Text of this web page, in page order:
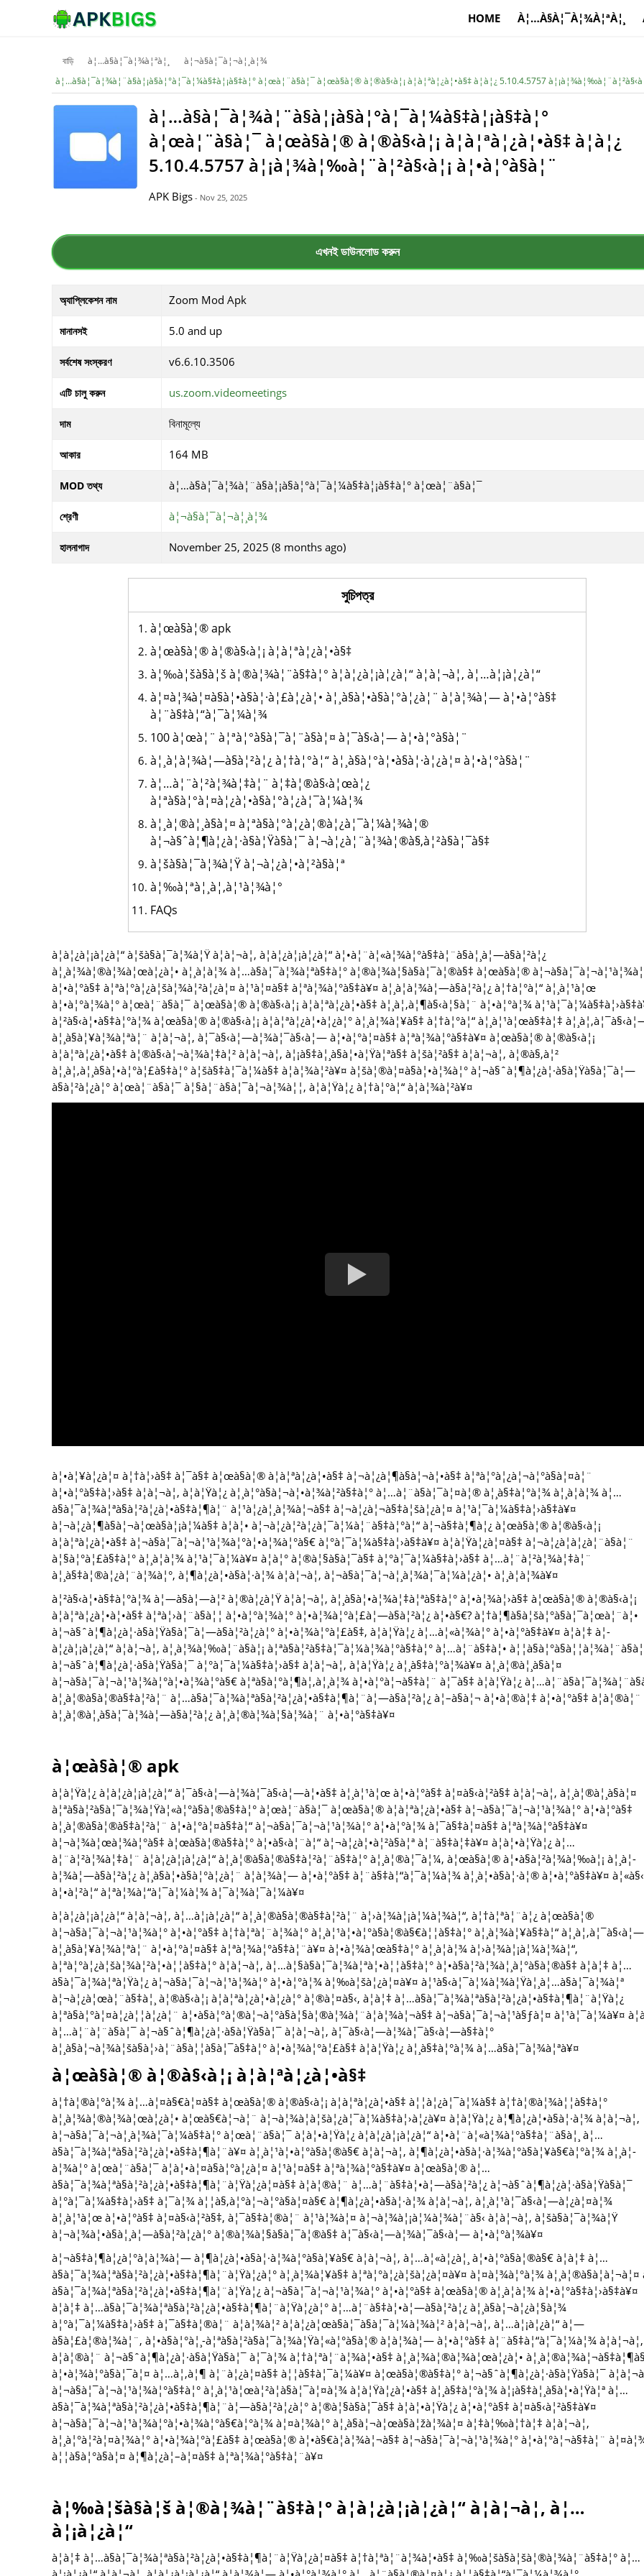
HOME À¦…À§À¦¯À¦¾À¦ªÀ¦¸
বাড়ি à¦…à§à¦¯à¦¾à¦ªà¦¸
à¦¬à§à¦¯à¦¬à¦¸à¦¾
à¦…à§à¦¯à¦¾à¦¨à§à¦¡à§à¦°à¦¯à¦¼à§‡à¦¡à§‡à¦° à¦œà¦¨à§à¦¯ à¦œà§à¦® à¦®à§‹à¦¡ à¦à¦ªà¦¿à¦•à§‡ à¦­à¦¿ 5.10.4.5757
à¦…à§à¦¯à¦¾à¦¨à§à¦¡à§à¦°à¦¯à¦¼à§‡à¦¡à§‡à¦°
à¦œà¦¨à§à¦¯ à¦œà§à¦® à¦®à§‹à¦¡ à¦à¦ªà¦¿à¦•à§‡ à¦­à¦¿
5.10.4.5757 à¦¡à¦¾à¦‰à¦¨à¦²à§‹à¦¡ à¦•à¦°à§à¦¨
APK Bigs - Nov 25, 2025
এখনই ডাউনলোড করুন
অ্যাপ্লিকেশন নাম Zoom Mod Apk
মানানসই 5.0 and up
সর্বশেষ সংস্করণ v6.6.10.3506
এটি চালু করুন us.zoom.videomeetings
দাম বিনামূল্যে
আকার 164 MB
MOD তথ্য à¦…à§à¦¯à¦¾à¦¨à§à¦¡à§à¦°à¦¯à¦¼à§‡à¦¡à§‡à¦° à¦œà¦¨à§à¦¯
শ্রেণী à¦¬à§à¦¯à¦¬à¦¸à¦¾
হালনাগাদ November 25, 2025 (8 months ago)
সুচিপত্র
à¦œà§à¦® apk
à¦œà§à¦® à¦®à§‹à¦¡ à¦à¦ªà¦¿à¦•à§‡
à¦‰à¦šà§à¦š à¦®à¦¾à¦¨à§‡à¦° à¦­à¦¿à¦¡à¦¿à¦“ à¦à¦¬à¦‚ à¦…à¦¡à¦¿à¦“
à¦¤à¦¾à¦¤à§à¦•à§à¦·à¦£à¦¿à¦• à¦¸à§à¦•à§à¦°à¦¿à¦¨ à¦­à¦¾à¦— à¦•à¦°à§‡
à¦¨à§‡à¦“à¦¯à¦¼à¦¾
100 à¦œà¦¨ à¦ªà¦°à§à¦¯à¦¨à§à¦¤ à¦¯à§‹à¦— à¦•à¦°à§à¦¨
à¦¸à¦­à¦¾à¦—à§à¦²à¦¿ à¦†à¦°à¦“ à¦¸à§à¦°à¦•à§à¦·à¦¿à¦¤ à¦•à¦°à§à¦¨
à¦…à¦¨à¦²à¦¾à¦‡à¦¨ à¦‡à¦®à§‹à¦œà¦¿
à¦ªà§à¦°à¦¤à¦¿à¦•à§à¦°à¦¿à¦¯à¦¼à¦¾
à¦¸à¦®à¦¸à§à¦¤ à¦ªà§à¦°à¦¿à¦®à¦¿à¦¯à¦¼à¦¾à¦®
à¦¬à§ˆà¦¶à¦¿à¦·à§à¦Ÿà§à¦¯ à¦¬à¦¿à¦¨à¦¾à¦®à§‚à¦²à§à¦¯à§‡
à¦šà§à¦¯à¦¾à¦Ÿ à¦¬à¦¿à¦•à¦²à§à¦ª
à¦‰à¦ªà¦¸à¦‚à¦¹à¦¾à¦°
FAQs
à¦­à¦¿à¦¡à¦¿à¦“ à¦šà§à¦¯à¦¾à¦Ÿ à¦à¦¬à¦‚ à¦­à¦¿à¦¡à¦¿à¦“ à¦•à¦¨à¦«à¦¾à¦°à§‡à¦¨à§à¦¸à¦—à§à¦²à¦¿
à¦¸à¦¾à¦®à¦¾à¦œà¦¿à¦• à¦¸à¦­à¦¾ à¦…à§à¦¯à¦¾à¦ªà§‡à¦° à¦®à¦¾à¦§à§à¦¯à¦®à§‡ à¦œà§à¦®
à¦•à¦°à§‡ à¦ªà¦°à¦¿à¦šà¦¾à¦²à¦¿à¦¤ à¦¹à¦¤à§‡ à¦ªà¦¾à¦°à§‡à¥¤ à¦¸à¦­à¦¾à¦—à§à¦²à¦¿ à¦†à¦°à¦“ à¦¸à¦¹à¦œ
à¦•à¦°à¦¾à¦° à¦œà¦¨à§à¦¯ à¦œà§à¦® à¦®à§‹à¦¡ à¦à¦ªà¦¿à¦•à§‡ à¦¸à¦‚à¦¶à§‹à¦§à¦¨ à¦•à¦°à¦¾
à¦²à§‹à¦•à§‡à¦°à¦¾ à¦œà§à¦® à¦®à§‹à¦¡ à¦à¦ªà¦¿à¦•à¦¿à¦° à¦¸à¦¾à¦¥à§‡ à¦†à¦°à¦“ à¦¸à¦¹à¦œà§‡à¦‡
à¦¸à§à¦¥à¦¾à¦ªà¦¨ à¦à¦¬à¦‚ à¦¯à§‹à¦—à¦¾à¦¯à§‹à¦— à¦•à¦°à¦¤à§‡ à¦ªà¦¾à¦°à§‡à¥¤ à¦œà§à¦® à¦®à§‹à¦¡
à¦à¦ªà¦¿à¦•à§‡ à¦®à§‹à¦¬à¦¾à¦‡à¦² à¦à¦¬à¦‚ à¦¡à§‡à¦¸à§à¦•à¦Ÿà¦ªà§‡ à¦šà¦²à§‡ à¦à¦¬à¦‚ à¦®à§‚à¦²
à¦¸à¦‚à¦¸à§à¦•à¦°à¦£à§‡à¦° à¦šà§‡à¦¯à¦¼à§‡ à¦­à¦¾à¦²à¥¤ à¦šà¦®à¦¤à§à¦•à¦¾à¦° à¦¬à§ˆà¦¶à¦¿à¦·à§à¦Ÿà§à¦¯à¦—
à§à¦²à¦¿à¦° à¦œà¦¨à§à¦¯ à¦§à¦¨à§à¦¯à¦¬à¦¾à¦¦, à¦à¦Ÿà¦¿ à¦†à¦°à¦“ à¦­à¦¾à¦²à¥¤
à¦•à¦¥à¦¿à¦¤ à¦†à¦›à§‡ à¦¯à§‡ à¦œà§à¦® à¦à¦ªà¦¿à¦•à§‡ à¦¬à¦¿à¦¶à§à¦¬à¦•à§‡ à¦ªà¦°à¦¿à¦¬à¦°à§à¦¤à¦¨
à¦•à¦°à§‡à¦›à§‡ à¦à¦¬à¦‚ à¦à¦Ÿà¦¿ à¦¸à¦°à§à¦¬à¦•à¦¾à¦²à§‡à¦° à¦…à¦¨à§à¦¯à¦¤à¦® à¦¸à§‡à¦°à¦¾ à¦¸à¦­à¦¾ à¦…
à§à¦¯à¦¾à¦ªà§à¦²à¦¿à¦•à§‡à¦¶à¦¨ à¦¹à¦¿à¦¸à¦¾à¦¬à§‡ à¦¬à¦¿à¦¬à§‡à¦šà¦¿à¦¤ à¦¹à¦¯à¦¼à§‡à¦›à§‡à¥¤
à¦¬à¦¿à¦¶à§à¦¬à¦œà§à¦¡à¦¼à§‡ à¦à¦• à¦¬à¦¿à¦²à¦¿à¦¯à¦¼à¦¨à§‡à¦°à¦“ à¦¬à§‡à¦¶à¦¿ à¦œà§à¦® à¦®à§‹à¦¡
à¦à¦ªà¦¿à¦•à§‡ à¦¬à§à¦¯à¦¬à¦¹à¦¾à¦°à¦•à¦¾à¦°à§€ à¦°à¦¯à¦¼à§‡à¦›à§‡à¥¤ à¦à¦Ÿà¦¿à¦¤à§‡ à¦¬à¦¿à¦­à¦¿à¦¨à§à¦¨
à¦§à¦°à¦£à§‡à¦° à¦¸à¦­à¦¾ à¦¹à¦¯à¦¼à¥¤ à¦à¦° à¦®à¦§à§à¦¯à§‡ à¦°à¦¯à¦¼à§‡à¦›à§‡ à¦…à¦¨à¦²à¦¾à¦‡à¦¨
à¦¸à§‡à¦®à¦¿à¦¨à¦¾à¦°, à¦¶à¦¿à¦•à§à¦·à¦¾ à¦à¦¬à¦‚ à¦¬à§à¦¯à¦¬à¦¸à¦¾à¦¯à¦¼à¦¿à¦• à¦¸à¦­à¦¾à¥¤
à¦²à§‹à¦•à§‡à¦°à¦¾ à¦—à§à¦—à¦² à¦®à¦¿à¦Ÿ à¦à¦¬à¦‚ à¦¸à§à¦•à¦¾à¦‡à¦ªà§‡à¦° à¦•à¦¾à¦›à§‡ à¦œà§à¦® à¦®à§‹à¦¡
à¦à¦ªà¦¿à¦•à¦•à§‡ à¦ªà¦›à¦¨à§à¦¦ à¦•à¦°à¦¾à¦° à¦•à¦¾à¦°à¦£à¦—à§à¦²à¦¿ à¦•à§€? à¦†à¦¶à§à¦šà¦°à§à¦¯à¦œà¦¨à¦•
à¦¬à§ˆà¦¶à¦¿à¦·à§à¦Ÿà§à¦¯à¦—à§à¦²à¦¿à¦° à¦•à¦¾à¦°à¦£à§‡, à¦à¦Ÿà¦¿ à¦…à¦«à¦¾à¦° à¦•à¦°à§‡à¥¤ à¦à¦‡ à¦­
à¦¿à¦¡à¦¿à¦“ à¦à¦¬à¦‚ à¦¸à¦¾à¦‰à¦¨à§à¦¡ à¦ªà§à¦²à§‡à¦¯à¦¼à¦¾à¦°à§‡à¦° à¦…à¦¨à§‡à¦•
à¦¬à§ˆà¦¶à¦¿à¦·à§à¦Ÿà§à¦¯ à¦°à¦¯à¦¼à§‡à¦›à§‡ à¦à¦¬à¦‚ à¦à¦Ÿà¦¿ à¦¸à§‡à¦°à¦¾à¥¤ à¦¸à¦®à¦¸à§à¦¤
à¦¬à§à¦¯à¦¬à¦¹à¦¾à¦°à¦•à¦¾à¦°à§€ à¦ªà§à¦°à¦¶à¦‚à¦¸à¦¾ à¦•à¦°à¦¬à§‡à¦¨ à¦¯à§‡ à¦à¦Ÿà¦¿
à¦¸à¦®à§à¦®à§‡à¦²à¦¨ à¦…à§à¦¯à¦¾à¦ªà§à¦²à¦¿à¦•à§‡à¦¶à¦¨à¦—à§à¦²à¦¿ à¦–à§à¦¬ à¦•à¦®à¦‡ à¦•à¦°à§‡ à¦à¦®à¦¨
à¦¸à¦®à¦¸à§à¦¯à¦¾à¦—à§à¦²à¦¿ à¦¸à¦®à¦¾à¦§à¦¾à¦¨ à¦•à¦°à§‡à¥¤
à¦œà§à¦® apk
à¦à¦Ÿà¦¿ à¦­à¦¿à¦¡à¦¿à¦“ à¦¯à§‹à¦—à¦¾à¦¯à§‹à¦—à¦•à§‡ à¦¸à¦¹à¦œ à¦•à¦°à§‡ à¦¤à§‹à¦²à§‡ à¦à¦¬à¦‚ à¦¸à¦®à¦¸à§à¦¤
à¦ªà§à¦²à§à¦¯à¦¾à¦Ÿà¦«à¦°à§à¦®à§‡à¦° à¦œà¦¨à§à¦¯ à¦œà§à¦® à¦à¦ªà¦¿à¦•à§‡ à¦¬à§à¦¯à¦¬à¦¹à¦¾à¦° à¦•à¦°à§‡
à¦¸à¦®à§à¦®à§‡à¦²à¦¨ à¦•à¦°à¦¤à§‡à¦“ à¦¬à§à¦¯à¦¬à¦¹à¦¾à¦° à¦•à¦°à¦¾ à¦¯à§‡à¦¤à§‡ à¦ªà¦¾à¦°à§‡à¥¤
à¦¬à¦¾à¦œà¦¾à¦°à§‡ à¦œà§à¦®à§‡à¦° à¦•à§‹à¦¨à¦“ à¦¬à¦¿à¦•à¦²à§à¦ª à¦¨à§‡à¦‡à¥¤ à¦à¦•à¦Ÿà¦¿ à¦…
à¦¨à¦²à¦¾à¦‡à¦¨ à¦­à¦¿à¦¡à¦¿à¦“ à¦¸à¦®à§à¦®à§‡à¦²à¦¨à§‡à¦° à¦¸à¦®à¦¯à¦¼, à¦œà§à¦® à¦•à§à¦²à¦¾à¦‰à¦¡ à¦¸à¦­
à¦¾à¦—à§à¦²à¦¿ à¦¸à§à¦•à§à¦°à¦¿à¦¨ à¦­à¦¾à¦— à¦•à¦°à§‡ à¦¨à§‡à¦“à¦¯à¦¼à¦¾ à¦¸à¦•à§à¦·à¦® à¦•à¦°à§‡à¥¤
à¦•à¦²à¦“ à¦ªà¦¾à¦“à¦¯à¦¼à¦¾ à¦¯à¦¾à¦¯à¦¼à¥¤
à¦­à¦¿à¦¡à¦¿à¦“ à¦à¦¬à¦‚ à¦…à¦¡à¦¿à¦“ à¦¸à¦®à§à¦®à§‡à¦²à¦¨ à¦›à¦¾à¦¡à¦¼à¦¾à¦“, à¦†à¦ªà¦¨à¦¿ à¦œà§à¦®
à¦¬à§à¦¯à¦¬à¦¹à¦¾à¦° à¦•à¦°à§‡ à¦†à¦ªà¦¨à¦¾à¦° à¦¸à¦¹à¦•à¦°à§à¦®à§€à¦¦à§‡à¦° à¦¸à¦¾à¦¥à§‡à¦“ à¦¸à¦‚à¦¯à§‹à¦—
à¦¸à§à¦¥à¦¾à¦ªà¦¨ à¦•à¦°à¦¤à§‡ à¦ªà¦¾à¦°à§‡à¦¨à¥¤ à¦•à¦¾à¦œà§‡à¦° à¦¸à¦­à¦¾ à¦›à¦¾à¦¡à¦¼à¦¾à¦“,
à¦ªà¦°à¦¿à¦šà¦¾à¦²à¦•à¦¦à§‡à¦° à¦à¦¬à¦‚ à¦…à¦§à§à¦¯à¦¾à¦ªà¦•à¦¦à§‡à¦° à¦•à§à¦²à¦¾à¦¸à¦°à§à¦®à§‡ à¦à¦‡ à¦…
à§à¦¯à¦¾à¦ªà¦Ÿà¦¿ à¦¬à§à¦¯à¦¬à¦¹à¦¾à¦° à¦•à¦°à¦¾ à¦‰à¦šà¦¿à¦¤à¥¤ à¦¹à§‹à¦¯à¦¼à¦¾à¦Ÿà¦¸à¦…à§à¦¯à¦¾à¦ª
à¦¬à¦¿à¦œà¦¨à§‡à¦¸ à¦®à§‹à¦¡ à¦à¦ªà¦¿à¦•à¦¿à¦° à¦®à¦¤à§‹, à¦à¦‡ à¦…à§à¦¯à¦¾à¦ªà§à¦²à¦¿à¦•à§‡à¦¶à¦¨à¦Ÿà¦¿
à¦ªà§à¦°à¦¤à¦¿à¦¦à¦¿à¦¨ à¦•à§à¦°à¦®à¦¬à¦°à§à¦§à¦®à¦¾à¦¨à¦­à¦¾à¦¬à§‡ à¦¬à§à¦¯à¦¬à¦¹à§ƒà¦¤ à¦¹à¦¯à¦¼à¥¤
à¦…à¦¨à¦¨à§à¦¯ à¦¬à§ˆà¦¶à¦¿à¦·à§à¦Ÿà§à¦¯ à¦à¦¬à¦‚ à¦¯à§‹à¦—à¦¾à¦¯à§‹à¦—à§‡à¦°
à¦¸à§à¦¬à¦¾à¦šà§à¦›à¦¨à§à¦¦à§à¦¯à§‡à¦° à¦•à¦¾à¦°à¦£à§‡ à¦à¦Ÿà¦¿ à¦¸à§‡à¦°à¦¾ à¦…à§à¦¯à¦¾à¦ªà¥¤
à¦œà§à¦® à¦®à§‹à¦¡ à¦à¦ªà¦¿à¦•à§‡
à¦†à¦®à¦°à¦¾ à¦…à¦¤à§€à¦¤à§‡ à¦œà§à¦® à¦®à§‹à¦¡ à¦à¦ªà¦¿à¦•à§‡ à¦¦à¦¿à¦¯à¦¼à§‡ à¦†à¦®à¦¾à¦¦à§‡à¦°
à¦¸à¦¾à¦®à¦¾à¦œà¦¿à¦• à¦œà§€à¦¬à¦¨ à¦¬à¦¾à¦à¦šà¦¿à¦¯à¦¼à§‡à¦›à¦¿à¥¤ à¦à¦Ÿà¦¿ à¦¶à¦¿à¦•à§à¦·à¦¾ à¦à¦¬à¦‚
à¦¬à§à¦¯à¦¬à¦¸à¦¾à¦¯à¦¼à§‡à¦° à¦œà¦¨à§à¦¯ à¦à¦•à¦Ÿà¦¿ à¦­à¦¿à¦¡à¦¿à¦“ à¦•à¦¨à¦«à¦¾à¦°à§‡à¦¨à§à¦¸ à¦…
à§à¦¯à¦¾à¦ªà§à¦²à¦¿à¦•à§‡à¦¶à¦¨à¥¤ à¦¸à¦¹à¦•à¦°à§à¦®à§€ à¦à¦¬à¦‚ à¦¶à¦¿à¦•à§à¦·à¦¾à¦°à§à¦¥à§€à¦°à¦¾ à¦¸à¦­
à¦¾à¦° à¦œà¦¨à§à¦¯ à¦à¦•à¦¤à§à¦°à¦¿à¦¤ à¦¹à¦¤à§‡ à¦ªà¦¾à¦°à§‡à¥¤ à¦œà§à¦® à¦…
à§à¦¯à¦¾à¦ªà§à¦²à¦¿à¦•à§‡à¦¶à¦¨à¦Ÿà¦¿à¦¤à§‡ à¦à¦®à¦¨ à¦…à¦¨à§‡à¦•à¦—à§à¦²à¦¿ à¦¬à§ˆà¦¶à¦¿à¦·à§à¦Ÿà§à¦¯
à¦°à¦¯à¦¼à§‡à¦›à§‡ à¦¯à¦¾ à¦¦à§‚à¦°à¦¬à¦°à§à¦¤à§€ à¦¶à¦¿à¦•à§à¦·à¦¾ à¦à¦¬à¦‚ à¦¸à¦¹à¦¯à§‹à¦—à¦¿à¦¤à¦¾
à¦¸à¦¹à¦œ à¦•à¦°à§‡ à¦¤à§‹à¦²à§‡, à¦¯à§‡à¦®à¦¨ à¦¹à¦¾à¦¤ à¦¬à¦¾à¦¡à¦¼à¦¾à¦¨à§‹ à¦à¦¬à¦‚ à¦šà§à¦¯à¦¾à¦Ÿ
à¦¬à¦¾à¦•à§à¦¸à¦—à§à¦²à¦¿à¦° à¦®à¦¾à¦§à§à¦¯à¦®à§‡ à¦¯à§‹à¦—à¦¾à¦¯à§‹à¦— à¦•à¦°à¦¾à¥¤
à¦¬à§‡à¦¶à¦¿à¦°à¦­à¦¾à¦— à¦¶à¦¿à¦•à§à¦·à¦¾à¦°à§à¦¥à§€ à¦à¦¬à¦‚ à¦…à¦«à¦¿à¦¸ à¦•à¦°à§à¦®à§€ à¦à¦‡ à¦…
à§à¦¯à¦¾à¦ªà§à¦²à¦¿à¦•à§‡à¦¶à¦¨à¦Ÿà¦¿à¦° à¦¸à¦¾à¦¥à§‡ à¦ªà¦°à¦¿à¦šà¦¿à¦¤à¥¤ à¦¤à¦¾à¦°à¦¾
à§à¦¯à¦¾à¦ªà§à¦²à¦¿à¦•à§‡à¦¶à¦¨à¦Ÿà¦¿ à¦¬à§à¦¯à¦¬à¦¹à¦¾à¦° à¦•à¦°à§‡ à¦œà§à¦® à¦¸à¦­à¦¾ à¦•à¦°à§‡à¦›à§‡à¥¤
à¦à¦‡ à¦…à§à¦¯à¦¾à¦ªà§à¦²à¦¿à¦•à§‡à¦¶à¦¨à¦Ÿà¦¿à¦° à¦…à¦¨à§‡à¦•à¦—à§à¦²à¦¿ à¦¸à§à¦¬à¦¿à¦§à¦¾
à¦°à¦¯à¦¼à§‡à¦›à§‡ à¦¯à§‡à¦®à¦¨ à¦­à¦¾à¦² à¦­à¦¿à¦œà§à¦¯à§à¦¯à¦¼à¦¾à¦² à¦à¦¬à¦‚ à¦…à¦¡à¦¿à¦“ à¦—
à§à¦£à¦®à¦¾à¦¨, à¦•à§à¦°à¦¸-à¦ªà§à¦²à§à¦¯à¦¾à¦Ÿà¦«à¦°à§à¦® à¦­à¦¾à¦— à¦•à¦°à§‡ à¦¨à§‡à¦“à¦¯à¦¼à¦¾ à¦à¦¬à¦‚
à¦à¦®à¦¨ à¦¬à§ˆà¦¶à¦¿à¦·à§à¦Ÿà§à¦¯ à¦¯à¦¾ à¦†à¦ªà¦¨à¦¾à¦•à§‡ à¦¸à¦¾à¦®à¦¾à¦œà¦¿à¦•
à¦•à¦¾à¦°à§à¦¯à¦¤ à¦…à¦‚à¦¶ à¦¨à¦¿à¦¤à§‡ à¦¦à§‡à¦¯à¦¼à¥¤ à¦œà§à¦®à§‡à¦° à¦¬à§ˆà¦¶à¦¿à¦·à§à¦Ÿà§à¦¯
à¦¬à§à¦¯à¦¬à¦¹à¦¾à¦°à§‡à¦° à¦¸à¦¹à¦œà¦²à¦­à§à¦¯à¦¤à¦¾ à¦à¦Ÿà¦¿à¦•à§‡ à¦¸à§‡à¦°à¦¾ à¦¡à§‡à¦¸à§à¦•à¦Ÿà¦ª à¦…
à§à¦¯à¦¾à¦ªà§à¦²à¦¿à¦•à§‡à¦¶à¦¨à¦—à§à¦²à¦¿à¦° à¦®à¦§à§à¦¯à§‡ à¦à¦•à¦Ÿà¦¿ à¦•à¦°à§‡ à¦¤à§‹à¦²à§‡à¥¤
à¦¬à§à¦¯à¦¬à¦¹à¦¾à¦°à¦•à¦¾à¦°à§€à¦°à¦¾ à¦¤à¦¾à¦° à¦¸à§à¦¬à¦œà§à¦žà¦¾à¦¤ à¦‡à¦‰à¦†à¦‡ à¦à¦¬à¦‚
à¦¸à¦°à¦²à¦¤à¦¾à¦° à¦•à¦¾à¦°à¦£à§‡ à¦œà§à¦® à¦•à§€à¦­à¦¾à¦¬à§‡ à¦¬à§à¦¯à¦¬à¦¹à¦¾à¦° à¦•à¦°à¦¬à§‡à¦¨
à¦¦à§à¦°à§à¦¤ à¦¶à¦¿à¦–à¦¤à§‡ à¦ªà¦¾à¦°à§‡à¦¨à¥¤
à¦‰à¦šà§à¦š à¦®à¦¾à¦¨à§‡à¦° à¦­à¦¿à¦¡à¦¿à¦“ à¦à¦¬à¦‚ à¦…
à¦¡à¦¿à¦“
à¦à¦‡ à¦…à§à¦¯à¦¾à¦ªà§à¦²à¦¿à¦•à§‡à¦¶à¦¨à¦Ÿà¦¿à¦¤à§‡ à¦†à¦ªà¦¨à¦¾à¦•à§‡ à¦‰à¦šà§à¦šà¦®à¦¾à¦¨à§‡à¦° à¦…